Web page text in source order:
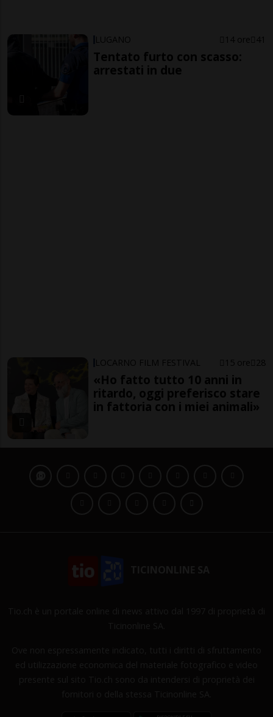
LUGANO 14 ore 41
Tentato furto con scasso:
arrestati in due
LOCARNO FILM FESTIVAL 15 ore 28
«Ho fatto tutto 10 anni in
ritardo, oggi preferisco stare
in fattoria con i miei animali»